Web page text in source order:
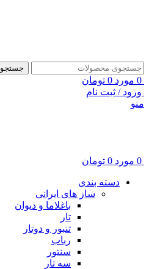
جستجو
0 مورد 0 تومان
ورود / ثبت نام
منو
0 مورد 0 تومان
دسته بندی
ساز های ایرانی
باغلاما و دیوان
تار
تنبور و دوتار
رباب
سنتور
سه تار